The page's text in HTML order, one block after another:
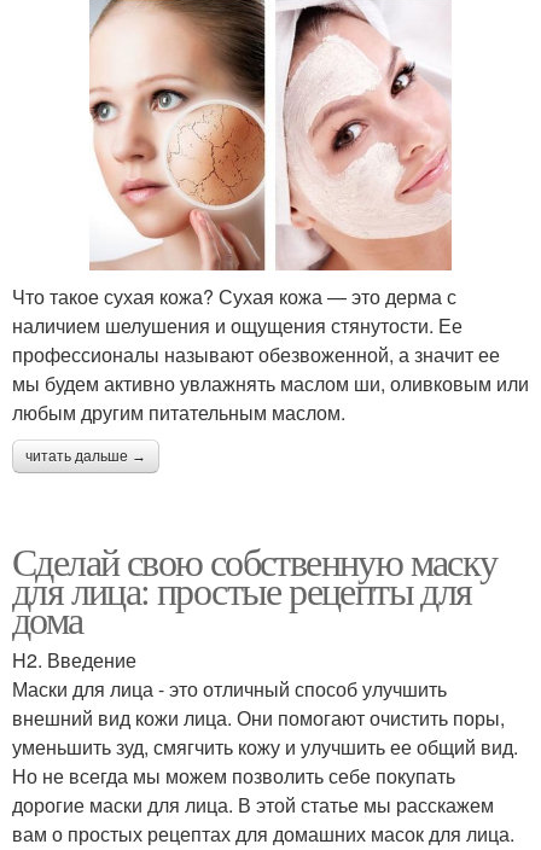
Что такое сухая кожа? Сухая кожа — это дерма с
наличием шелушения и ощущения стянутости. Ее
профессионалы называют обезвоженной, а значит ее
мы будем активно увлажнять маслом ши, оливковым или
любым другим питательным маслом.
читать дальше →
Сделай свою собственную маску
для лица: простые рецепты для
дома
H2. Введение
Маски для лица - это отличный способ улучшить
внешний вид кожи лица. Они помогают очистить поры,
уменьшить зуд, смягчить кожу и улучшить ее общий вид.
Но не всегда мы можем позволить себе покупать
дорогие маски для лица. В этой статье мы расскажем
вам о простых рецептах для домашних масок для лица.